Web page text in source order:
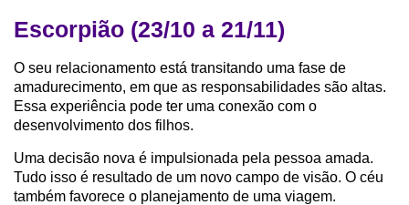
Escorpião (23/10 a 21/11)
O seu relacionamento está transitando uma fase de
amadurecimento, em que as responsabilidades são altas.
Essa experiência pode ter uma conexão com o
desenvolvimento dos filhos.
Uma decisão nova é impulsionada pela pessoa amada.
Tudo isso é resultado de um novo campo de visão. O céu
também favorece o planejamento de uma viagem.